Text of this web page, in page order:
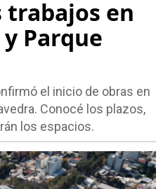
trabajos en
y Parque
el inicio de obras en
Conocé los plazos,
los espacios.